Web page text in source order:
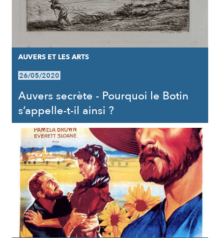
AUVERS ET LES ARTS
26/05/2020
Auvers secrète - Pourquoi le Botin
s’appelle-t-il ainsi ?